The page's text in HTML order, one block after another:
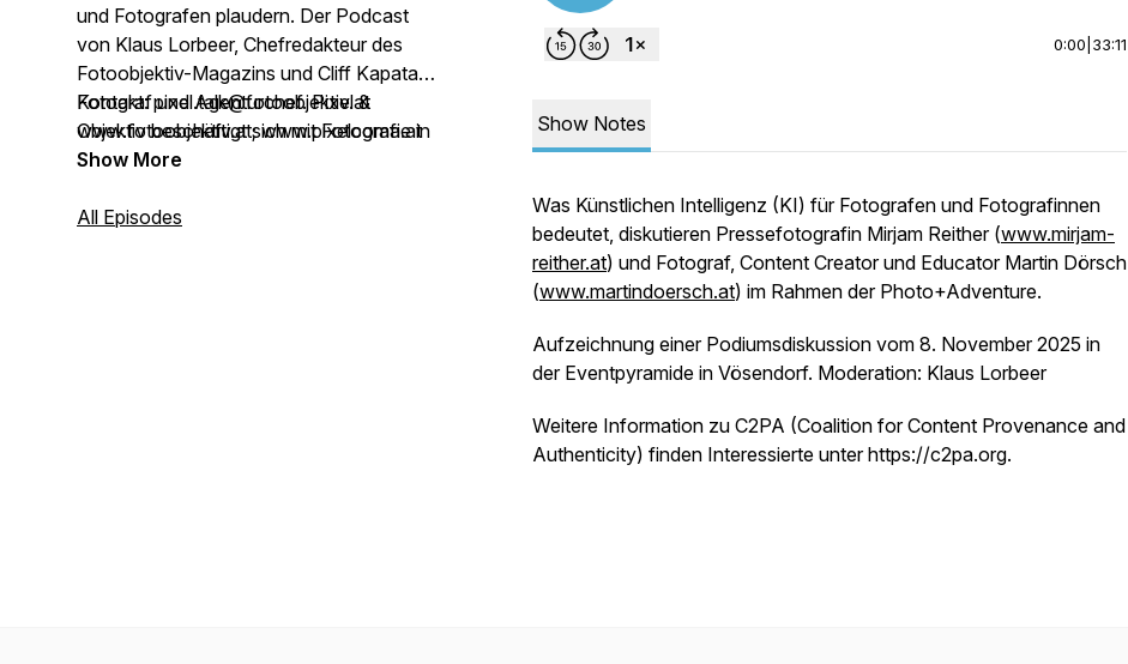
und Fotografen plaudern. Der Podcast
von Klaus Lorbeer, Chefredakteur des
Fotoobjektiv-Magazins und Cliff Kapatais,
Fotograf und Agenturchef. Pixel &
Objektiv beschäftigt sich mit Fotografie in
all ihren Facetten und wendet sich
wie auch an jene, die sich für Fotografie
Kontakt: pixel.talk@fotoobjektiv.at
www.fotoobjektiv.at; www.pixelcoma.at
Show More
All Episodes
0:00 33:11
Show Notes
Was Künstlichen Intelligenz (KI) für Fotografen und Fotografinnen
bedeutet, diskutieren Pressefotografin Mirjam Reither (www.mirjam-
reither.at) und Fotograf, Content Creator und Educator Martin Dörsch
(www.martindoersch.at) im Rahmen der Photo+Adventure.
Aufzeichnung einer Podiumsdiskussion vom 8. November 2025 in
der Eventpyramide in Vösendorf. Moderation: Klaus Lorbeer
Weitere Information zu C2PA (Coalition for Content Provenance and
Authenticity) finden Interessierte unter https://c2pa.org.